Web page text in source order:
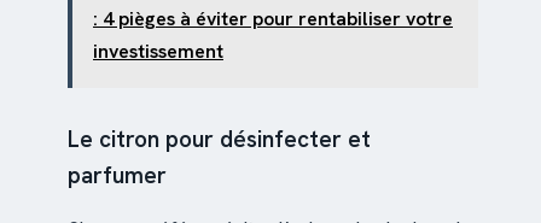
: 4 pièges à éviter pour rentabiliser votre
investissement
Le citron pour désinfecter et
parfumer